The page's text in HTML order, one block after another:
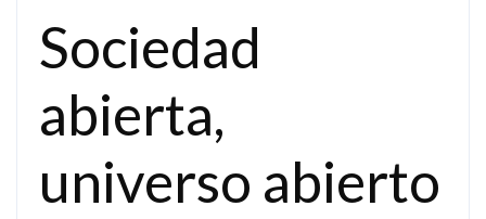
Sociedad
abierta,
universo abierto